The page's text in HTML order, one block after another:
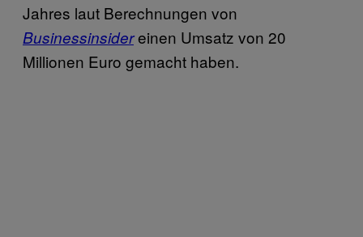
Jahres laut Berechnungen von
Businessinsidereinen Umsatz von 20
Millionen Euro gemacht haben.